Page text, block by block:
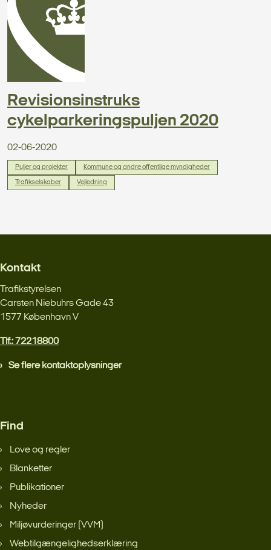
Revisionsinstruks
cykelparkeringspuljen 2020
02-06-2020
Puljer og projekter Kommune og andre offentlige myndigheder
Trafikselskaber Vejledning
Kontakt
Trafikstyrelsen
Carsten Niebuhrs Gade 43
1577 København V
Tlf.: 72218800
Se flere kontaktoplysninger
Find
Love og regler
Blanketter
Publikationer
Nyheder
Miljøvurderinger (VVM)
Webtilgængelighedserklæring